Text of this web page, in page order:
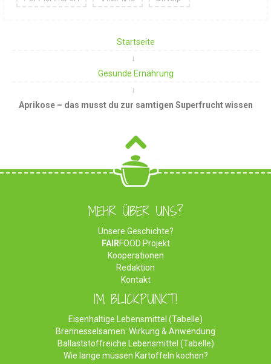
Startseite
Gesunde Ernährung
Aprikose – das musst du zur samtigen Superfrucht wissen
MEHR ÜBER UNS?
Unsere Geschichte?
FAIRFOOD Projekt
Kooperationen
Redaktion
Kontakt
IM BLICKPUNKT!
Eisenhaltige Lebensmittel (Tabelle)
Brennesselsamen: Wirkung & Anwendung
Ballaststoffreiche Lebensmittel (Tabelle)
Wie lange müssen Kartoffeln kochen?